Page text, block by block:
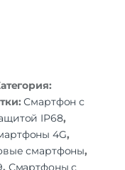
Смартфон с
IP68,
4G,
смартфоны,
, Смартфоны с